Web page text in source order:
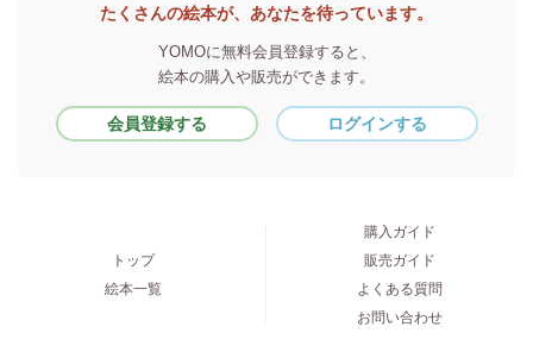
たくさんの絵本が、あなたを待っています。
YOMOに無料会員登録すると、
絵本の購入や販売ができます。
会員登録する ログインする
トップ
絵本一覧
購入ガイド
販売ガイド
よくある質問
お問い合わせ